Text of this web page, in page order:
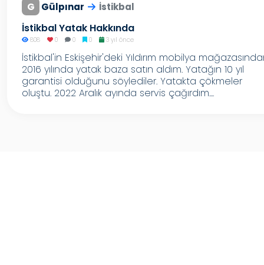
G Gülpınar İstikbal
İstikbal Yatak Hakkında
808 0 0 0 3 yıl önce
İstikbal'in Eskişehir'deki Yıldırım mobilya
2016 yılında yatak baza satın aldım. Yatağın 10 yıl
garantisi olduğunu söylediler. Yatakta çökmeler
oluştu. 2022 Aralık ayında servis çağırdım....